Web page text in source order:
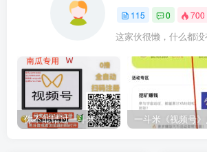
115 0 700
这家伙很懒，什么都
你不能错过一斗米，稳定的项目！